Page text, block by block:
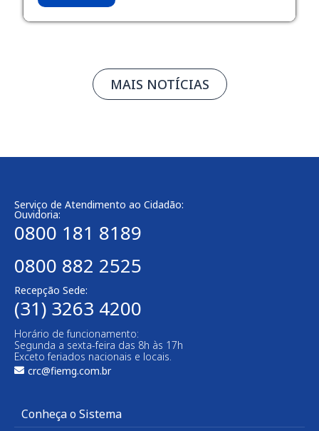
MAIS NOTÍCIAS
Serviço de Atendimento ao Cidadão:
Ouvidoria:
0800 181 8189
0800 882 2525
Recepção Sede:
(31) 3263 4200
Horário de funcionamento:
Segunda a sexta-feira das 8h às 17h
Exceto feriados nacionais e locais.
crc@fiemg.com.br
Conheça o Sistema